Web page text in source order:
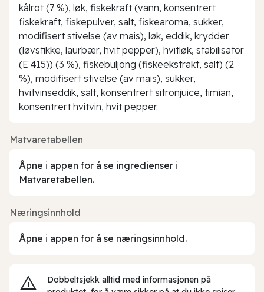
kålrot (7 %), løk, fiskekraft (vann, konsentrert
fiskekraft, fiskepulver, salt, fiskearoma, sukker,
modifisert stivelse (av mais), løk, eddik, krydder
(løvstikke, laurbær, hvit pepper), hvitløk, stabilisator
(E 415)) (3 %), fiskebuljong (fiskeekstrakt, salt) (2
%), modifisert stivelse (av mais), sukker,
hvitvinseddik, salt, konsentrert sitronjuice, timian,
konsentrert hvitvin, hvit pepper.
Matvaretabellen
Åpne i appen for å se ingredienser i
Matvaretabellen.
Næringsinnhold
Åpne i appen for å se næringsinnhold.
Dobbeltsjekk alltid med informasjonen på